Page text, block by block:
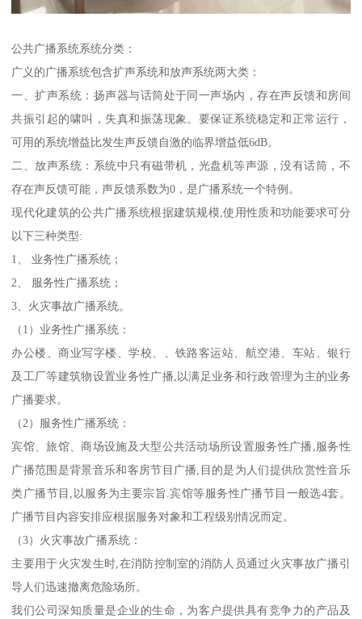
公共广播系统系统分类：
广义的广播系统包含扩声系统和放声系统两大类：
一、扩声系统：扬声器与话筒处于同一声场内，存在声反馈和房间
共振引起的啸叫，失真和振荡现象。要保证系统稳定和正常运行，
可用的系统增益比发生声反馈自激的临界增益低6dB。
二、放声系统：系统中只有磁带机，光盘机等声源，没有话筒，不
存在声反馈可能，声反馈系数为0，是广播系统一个特例。
现代化建筑的公共广播系统根据建筑规模,使用性质和功能要求可分
以下三种类型:
1、 业务性广播系统；
2、 服务性广播系统；
3、火灾事故广播系统。
（1）业务性广播系统：
办公楼、商业写字楼、学校、、铁路客运站、航空港、车站、银行
及工厂等建筑物设置业务性广播,以满足业务和行政管理为主的业务
广播要求。
（2）服务性广播系统：
宾馆、旅馆、商场设施及大型公共活动场所设置服务性广播,服务性
广播范围是背景音乐和客房节目广播,目的是为人们提供欣赏性音乐
类广播节目,以服务为主要宗旨.宾馆等服务性广播节目一般选4套。
广播节目内容安排应根据服务对象和工程级别情况而定。
（3）火灾事故广播系统：
主要用于火灾发生时,在消防控制室的消防人员通过火灾事故广播引
导人们迅速撤离危险场所。
我们公司深知质量是企业的生命，为客户提供具有竞争力的产品及